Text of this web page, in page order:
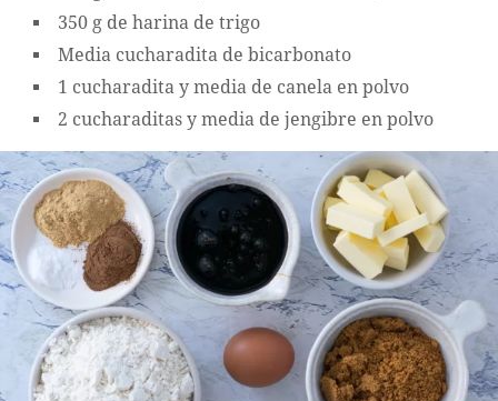
350 g de harina de trigo
Media cucharadita de bicarbonato
1 cucharadita y media de canela en polvo
2 cucharaditas y media de jengibre en polvo